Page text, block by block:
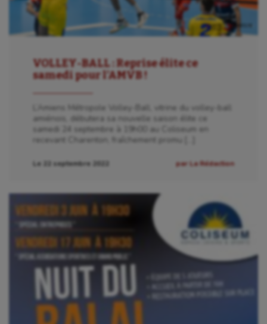
VOLLEY-BALL : Reprise élite ce
samedi pour l’AMVB !
L’Amiens Métropole Volley-Ball, vitrine du volley-ball
amiénois, débutera sa nouvelle saison élite ce
samedi 24 septembre à 19h00 au Coliseum en
recevant Charenton, fraîchement promu […]
Le 22 septembre 2022 par La Rédaction